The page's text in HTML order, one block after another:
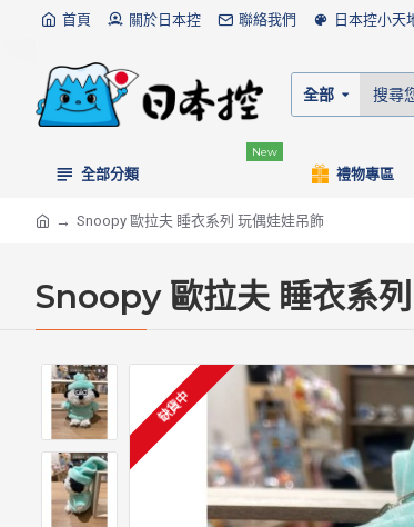
首頁 關於日本控 聯絡我們 日本控小天
全部
全部分類
New
禮物專區
Snoopy 歐拉夫 睡衣系列 玩偶娃娃吊飾
Snoopy 歐拉夫 睡衣系
缺貨中